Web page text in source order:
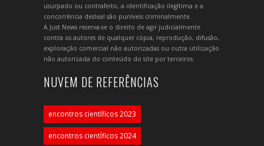
usurpado ou contrafeito, a identificação ilegítima e a
concorrência desleal são puníveis criminalmente.
A Just News reserva-se o direito de agir judicialmente
contra os autores de qualquer cópia, reprodução, difusão,
exploração comercial não autorizadas ou outra utilização
não autorizada do conteúdo do site por terceiros.
NUVEM DE REFERÊNCIAS
encontros científicos 2023
encontros científicos 2024